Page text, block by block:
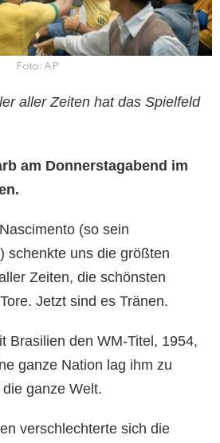
Foto: AP
aller Zeiten hat das Spielfeld
am Donnerstagabend im
(so sein
schenkte uns die größten
Zeiten, die schönsten
Jetzt sind es Tränen.
Brasilien den WM-Titel, 1954,
ganze Nation lag ihm zu
ganze Welt.
verschlechterte sich die